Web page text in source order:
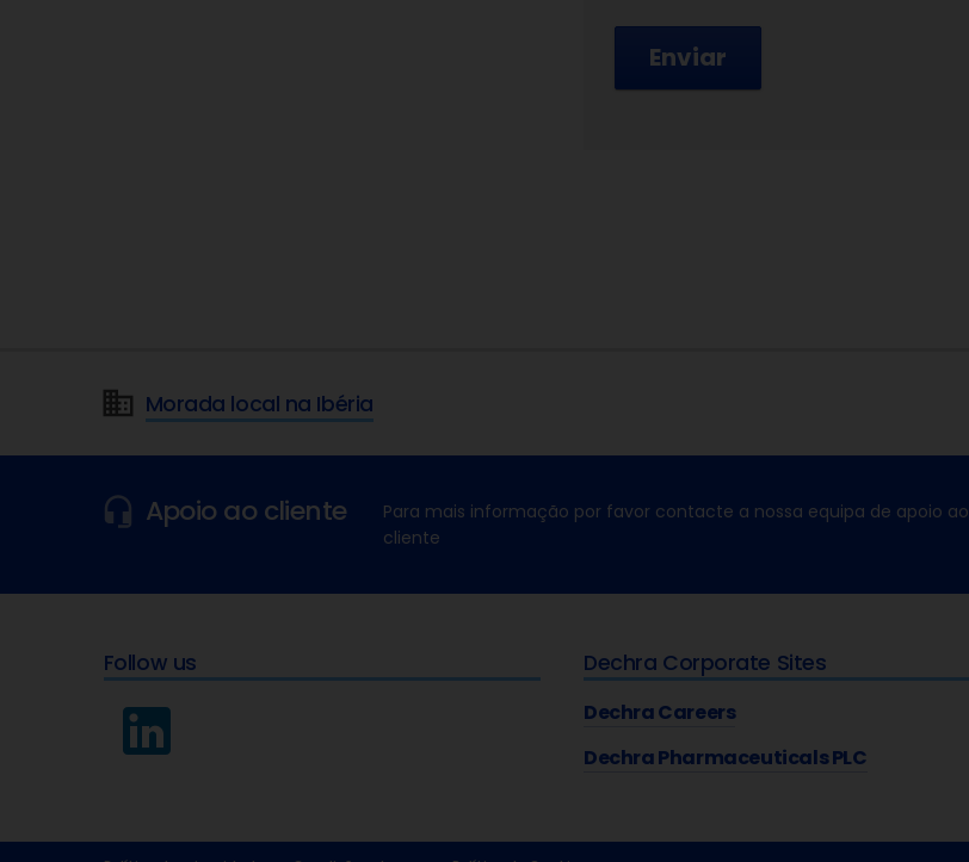
Enviar
Morada local na Ibéria
Apoio ao cliente
Para mais informação por favor contacte a nossa equipa de apoio ao
cliente
Follow us Dechra Corporate Sites
Dechra Careers
Dechra Pharmaceuticals PLC